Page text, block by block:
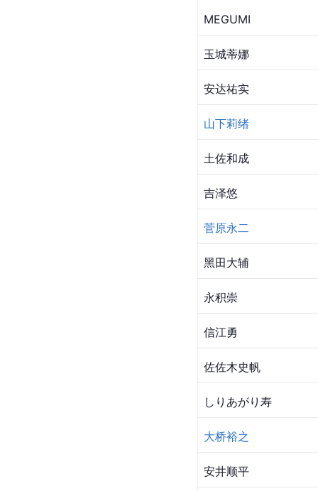
MEGUMI
玉城蒂娜
安达祐实
山下莉绪
土佐和成
吉泽悠
菅原永二
黑田大辅
永积崇
信江勇
佐佐木史帆
しりあがり寿
大桥裕之
安井顺平